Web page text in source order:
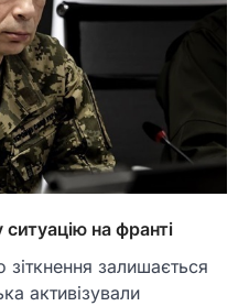
на франті
зіткнення залишається
активізували